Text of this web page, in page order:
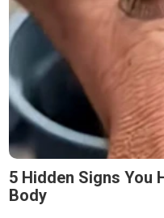
5 Hidden Signs You
Body